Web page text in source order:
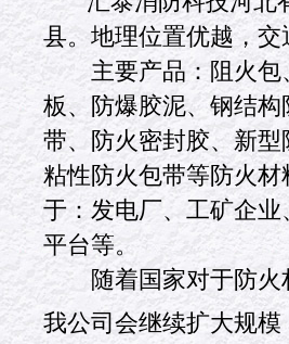
县。地理位置优越，交
主要产品：阻火包、
板、防爆胶泥、钢结
带、防火密封胶、新
粘性防火包带等防火
于：发电厂、工矿企
平台等。
随着国家对于防火
我公司会继续扩大规模